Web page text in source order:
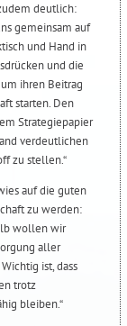
deutlich:
gemeinsam auf
und Hand in
und die
ihren Beitrag
starten. Den
Strategiepapier
verdeutlichen
zu stellen.“
auf die guten
zu werden:
wollen wir
aller
ist, dass
trotz
bleiben.“